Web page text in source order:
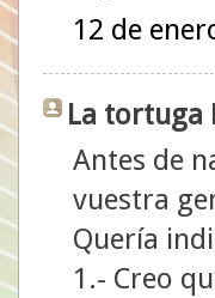
12 de
La tortuga
Antes de
vuestra
Quería
1.- Creo